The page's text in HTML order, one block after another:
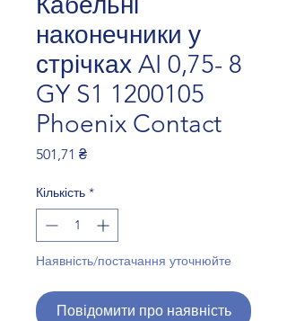
наконечники у
стрічках AI 0,75- 8
GY S1 1200105
Phoenix Contact
501,71 ₴Ціна
Кількість *
Наявність/постачання уточнюйте
Повідомити про наявність